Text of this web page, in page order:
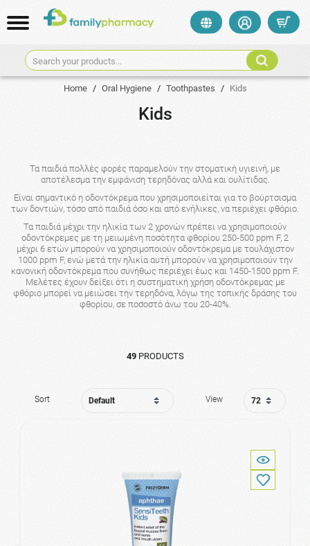
Search your products...
Home / Oral Hygiene / Toothpastes / Kids
Kids
Τα παιδιά πολλές φορές παραμελούν την στοματική υγιεινή, με
αποτέλεσμα την εμφάνιση τερηδόνας αλλά και ουλίτιδας.
Είναι σημαντικό η οδοντόκρεμα που χρησιμοποιείται για το βούρτσισμα
των δοντιών, τόσο από παιδιά όσο και από ενήλικες, να περιέχει φθόριο.
Τα παιδιά μέχρι την ηλικία των 2 χρονών πρέπει να χρησιμοποιούν
οδοντόκρεμες με τη μειωμένη ποσότητα φθορίου 250-500 ppm F, 2
μέχρι 6 ετών μπορούν να χρησιμοποιούν οδοντόκρεμα με τουλάχιστον
1000 ppm F, ενώ μετά την ηλικία αυτή μπορούν να χρησιμοποιούν την
κανονική οδοντόκρεμα που συνήθως περιέχει έως και 1450-1500 ppm F.
Μελέτες έχουν δείξει ότι η συστηματική χρήση οδοντόκρεμας με
φθόριο μπορεί να μειώσει την τερηδόνα, λόγω της τοπικής δράσης του
φθορίου, σε ποσοστό άνω του 20-40%.
49PRODUCTS
Sort View